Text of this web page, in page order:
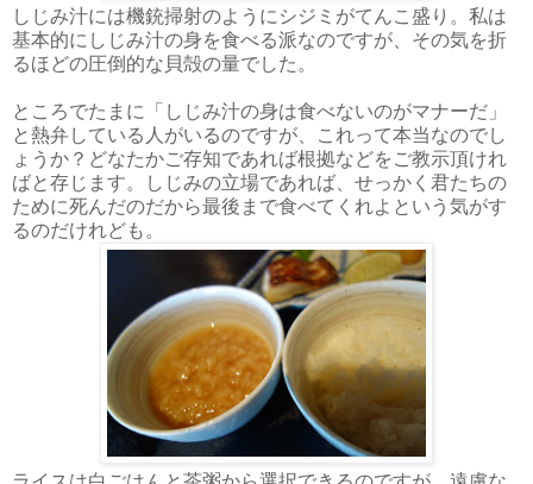
しじみ汁には機銃掃射のようにシジミがてんこ盛り。私は
基本的にしじみ汁の身を食べる派なのですが、その気を折
るほどの圧倒的な貝殻の量でした。
ところでたまに「しじみ汁の身は食べないのがマナーだ」
と熱弁している人がいるのですが、これって本当なのでし
ょうか？どなたかご存知であれば根拠などをご教示頂けれ
ばと存じます。しじみの立場であれば、せっかく君たちの
ために死んだのだから最後まで食べてくれよという気がす
るのだけれども。